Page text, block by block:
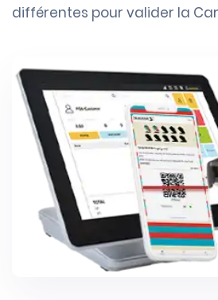
différentes pour valider la